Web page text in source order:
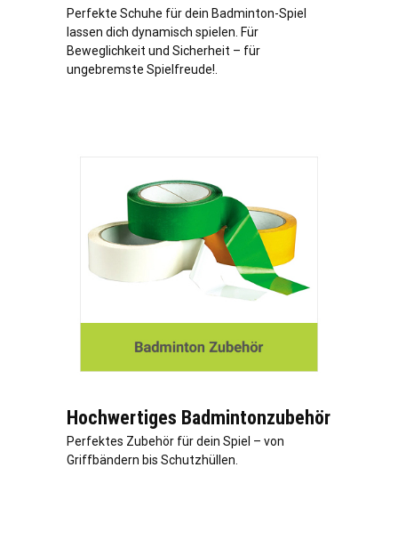
Perfekte Schuhe für dein Badminton-Spiel
lassen dich dynamisch spielen. Für
Beweglichkeit und Sicherheit – für
ungebremste Spielfreude!.
Hochwertiges Badmintonzubehör
Perfektes Zubehör für dein Spiel – von
Griffbändern bis Schutzhüllen.